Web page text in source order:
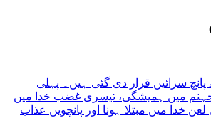
سزائیں قرار دی گئی ہیں۔ پہلی
میں ہمیشگی، تیسری غضب خدا میں
خدا میں مبتلا ہونا اور پانچویں عذاب